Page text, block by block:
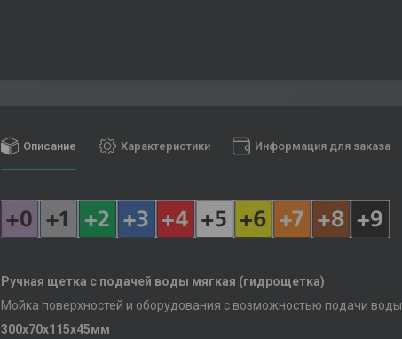
Описание Характеристики Информация для заказа
Ручная щетка с подачей воды мягкая (гидрощетка)
Мойка поверхностей и оборудования с возможностью подачи воды
300x70x115х45мм